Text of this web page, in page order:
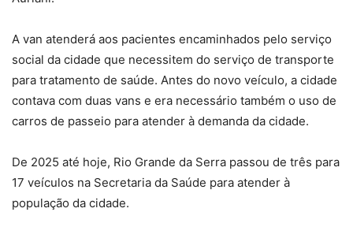
A van atenderá aos pacientes encaminhados pelo serviço
social da cidade que necessitem do serviço de transporte
para tratamento de saúde. Antes do novo veículo, a cidade
contava com duas vans e era necessário também o uso de
carros de passeio para atender à demanda da cidade.
De 2025 até hoje, Rio Grande da Serra passou de três para
17 veículos na Secretaria da Saúde para atender à
população da cidade.